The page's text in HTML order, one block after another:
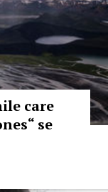
care
se